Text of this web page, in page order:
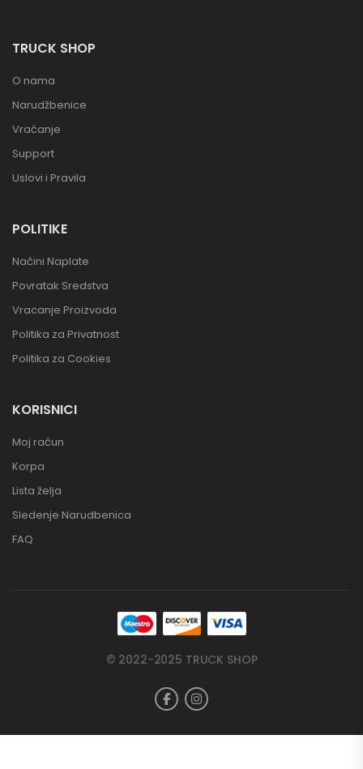
TRUCK SHOP
O nama
Narudžbenice
Vraćanje
Support
Uslovi i Pravila
POLITIKE
Načini Naplate
Povratak Sredstva
Vracanje Proizvoda
Politika za Privatnost
Politika za Cookies
KORISNICI
Moj račun
Korpa
Lista želja
Sledenje Narudbenica
FAQ
© 2022-2025 TRUCK SHOP